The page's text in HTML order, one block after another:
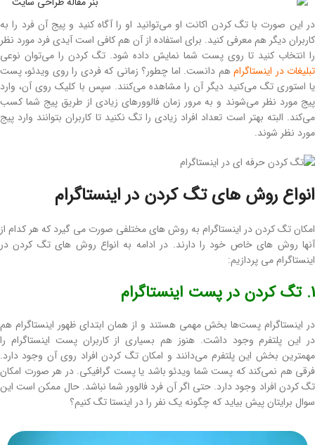
در این صورت با تگ کردن اکانت او می‌توانید او را آگاه کنید و پیج آن فرد را به
کاربران دیگر هم معرفی کنید. برای استفاده از آن هم کافی است آیدی فرد مورد نظر
را انتخاب کنید تا روی پست شما نمایش داده شود. تگ کردن را می‌توان نوعی
تبلیغات در اینستاگرامهم دانست. اما چطور؟ زمانی که فردی را روی ویدئو، پست
یا استوری تگ می‌کنید دیگر آن را مشاهده می‌کنند. سپس با کلیک روی آن، وارد
پیج مورد نظر می‌شوند و به مرور زمان فالوورهای زیادی از طریق پیج شما کسب
می‌کند. البته بهتر است تعداد افراد زیادی را تگ نکنید تا کاربران بتوانند وارد پیج
مورد نظر شوند.
انواع روش های تگ کردن در اینستاگرام
امکان تگ کردن در اینستاگرام به روش های مختلفی صورت می گیرد که هر کدام از
آنها روش های خاص خود را دارند. در ادامه به انواع روش های تگ کردن در
اینستاگرام می پردازیم:
1. تگ کردن در پست اینستاگرام
در اینستاگرام پست‌ها بخش مهمی هستند و از همان ابتدای ظهور اینستاگرام هم
در این پلتفرم وجود داشت. هنوز هم بسیاری از کاربران پست اینستاگرام را
مهمترین بخش این پلتفرم می‌دانند و امکان تگ کردن افراد روی آن وجود دارد.
فرقی هم نمی‌کند که پست شما ویدئو باشد یا پست گرافیکی. در هر صورت امکان
تگ کردن افراد وجود دارد. حتی اگر آن فرد فالوور شما نباشد. حال ممکن است این
سوال برایتان پیش بیاید که چگونه یک نفر را در اینستا تگ کنیم؟